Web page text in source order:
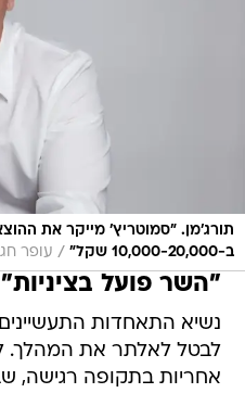
תורג'מן. "סמוטריץ' מייקר את
ב-10,000-20,000 שקל"
/ עופר
"השר פועל בציניות"
נשיא התאחדות
לבטל לאלתר את המהלך.
אחריות בתקופה רגישה,